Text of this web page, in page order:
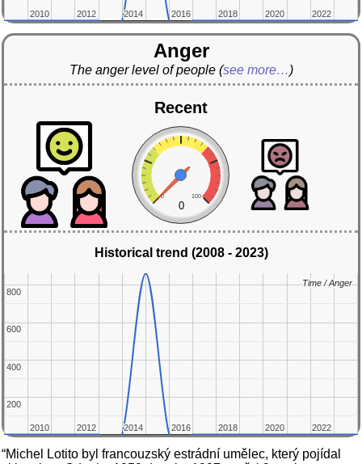
2010
2010 2012
2012 2014
2014 2016
2016 2018
2018 2020
2020 2022
2022
Anger
The anger level of people (see more…)
Recent
0 100
0
Historical trend (2008 - 2023)
2010
2010 2012
2012 2014
2014 2016
2016 2018
2018 2020
2020 2022
2022
200
200
400
400
600
600
800
800
Time / Anger
Time / Anger
“Michel Lotito byl francouzský estrádní umělec, který pojídal